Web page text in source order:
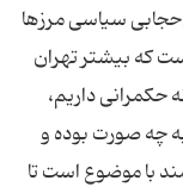
سیاسی مرزها
که بیشتر تهران
حکمرانی داریم،
چه صورت بوده و
با موضوع است تا